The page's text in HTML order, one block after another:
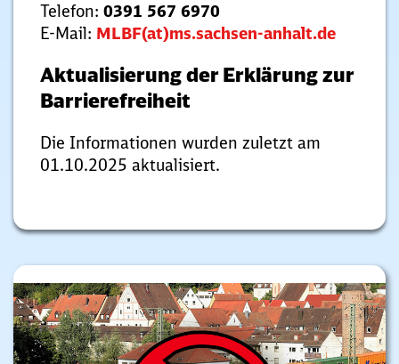
Telefon: 0391 567 6970
E-Mail: MLBF(at)ms.sachsen-anhalt.de
Aktualisierung der Erklärung zur
Barrierefreiheit
Die Informationen wurden zuletzt am
01.10.2025 aktualisiert.